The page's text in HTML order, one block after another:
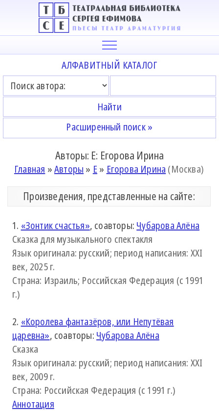
АЛФАВИТНЫЙ КАТАЛОГ
Расширенный поиск »
Авторы: Е: Егорова Ирина
Главная »Авторы » Е » Егорова Ирина (Москва)
Произведения, представленные на сайте:
1. «Зонтик счастья», соавторы: Чубарова Алёна
Сказка для музыкального спектакля
Язык оригинала: русский; период написания: XXI
век, 2025 г.
Страна: Израиль; Российская Федерация (с 1991
г.)
2. «Королева фантазёров, или Непутёвая
царевна», соавторы: Чубарова Алёна
Сказка
Язык оригинала: русский; период написания: XXI
век, 2009 г.
Страна: Российская Федерация (с 1991 г.)
Аннотация